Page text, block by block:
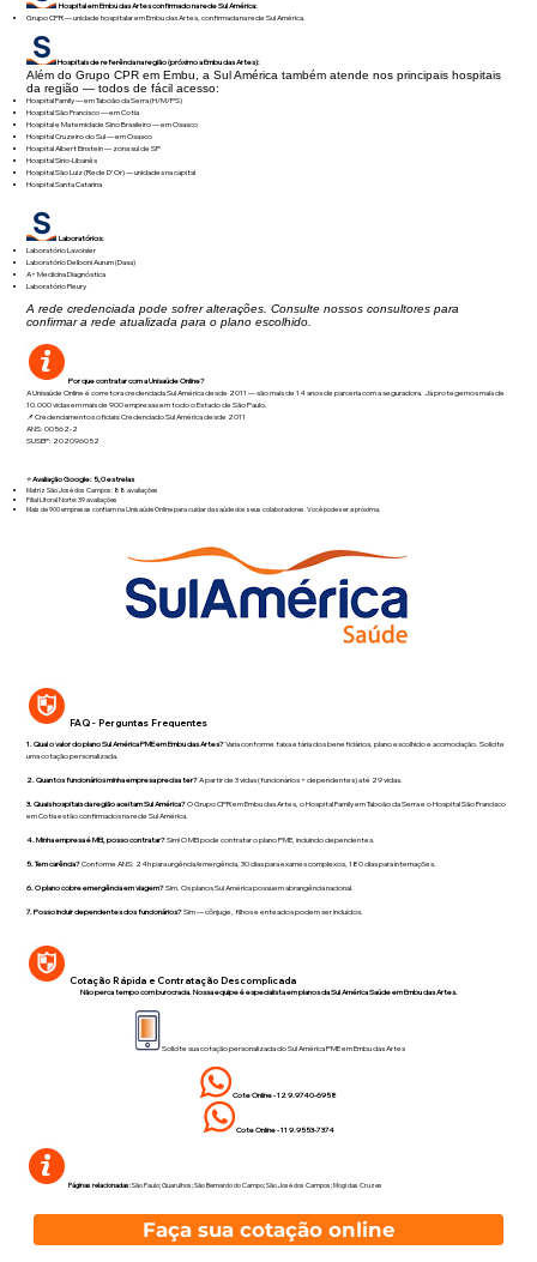
Faça sua cotação online
Hospital em Embu das Artes confirmado na rede Sul América:
Grupo CPR — unidade hospitalar em Embu das Artes, confirmada na rede Sul América.
Hospitais de referência na região (próximo a Embu das Artes):
Além do Grupo CPR em Embu, a Sul América também atende nos principais hospitais
da região — todos de fácil acesso:
Hospital Family — em Taboão da Serra (H/M/PS)
Hospital São Francisco — em Cotia
Hospital e Maternidade Sino Brasileiro — em Osasco
Hospital Cruzeiro do Sul — em Osasco
Hospital Albert Einstein — zona sul de SP
Hospital Sírio-Libanês
Hospital São Luiz (Rede D'Or) — unidades na capital
Hospital Santa Catarina
Laboratórios:
Laboratório Lavoisier
Laboratório Delboni Aurum (Dasa)
A+ Medicina Diagnóstica
Laboratório Fleury
A rede credenciada pode sofrer alterações. Consulte nossos consultores para
confirmar a rede atualizada para o plano escolhido.
Por que contratar com a Unisaúde Online?
A Unisaúde Online é corretora credenciada Sul América desde 2011 — são mais de 14 anos de parceria com a seguradora. Já protegemos mais de
10.000 vidas em mais de 900 empresas em todo o Estado de São Paulo.
📌 Credenciamentos oficiais:Credenciado Sul América desde 2011
ANS: 00562-2
SUSEP: 202096052
⭐Avaliação Google: 5,0 estrelas
Matriz São José dos Campos: 88 avaliações
Filial Litoral Norte: 39 avaliações
Mais de 900 empresas confiam na Unisaúde Online para cuidar da saúde dos seus colaboradores. Você pode ser a próxima.
FAQ - Perguntas Frequentes
1. Qual o valor do plano Sul América PME em Embu das Artes?Varia conforme faixa etária dos beneficiários, plano escolhido e acomodação. Solicite
uma cotação personalizada.
2. Quantos funcionários minha empresa precisa ter?A partir de 3 vidas (funcionários + dependentes) até 29 vidas.
3. Quais hospitais da região aceitam Sul América?O Grupo CPR em Embu das Artes, o Hospital Family em Taboão da Serra e o Hospital São Francisco
em Cotia estão confirmados na rede Sul América.
4. Minha empresa é MEI, posso contratar?Sim! O MEI pode contratar o plano PME, incluindo dependentes.
5. Tem carência?Conforme ANS: 24h para urgência/emergência, 30 dias para exames complexos, 180 dias para internações.
6. O plano cobre emergência em viagem?Sim. Os planos Sul América possuem abrangência nacional.
7. Posso incluir dependentes dos funcionários?Sim — cônjuge, filhos e enteados podem ser incluídos.
Cotação Rápida e Contratação Descomplicada
Não perca tempo com burocracia. Nossa equipe é especialista em planos da Sul América Saúde em Embu das Artes.
Solicite sua cotação personalizada do Sul América PME em Embu das Artes
Cote Online - 12 9.9740-6958
Cote Online - 11 9.9553-7374
Páginas relacionadas:São Paulo;Guarulhos;São Bernardo do Campo;São José dos Campos;Mogi das Cruzes